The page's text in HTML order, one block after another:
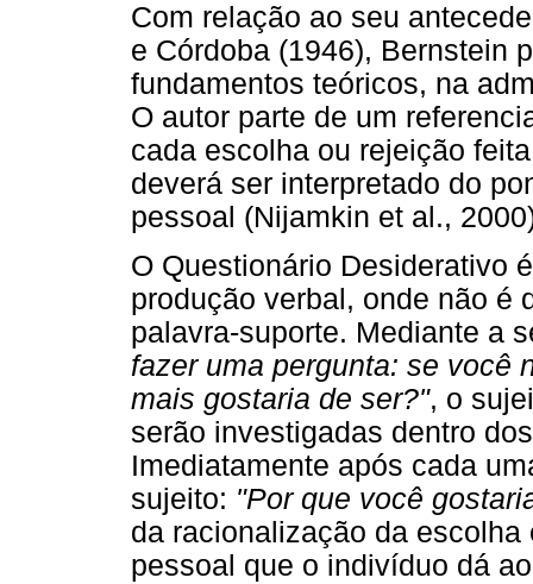
Com relação ao seu
e Córdoba (1946), Bernstein
fundamentos teóricos, na
O autor parte de um
cada escolha ou rejeição
deverá ser interpretado do
pessoal (Nijamkin et al.,
O Questionário Desiderativo
produção verbal, onde não é
palavra-suporte. Mediante a
fazer uma pergunta: se você
mais gostaria de ser?", o
serão investigadas dentro
Imediatamente após cada
sujeito: "Por que você
da racionalização da
pessoal que o indivíduo dá